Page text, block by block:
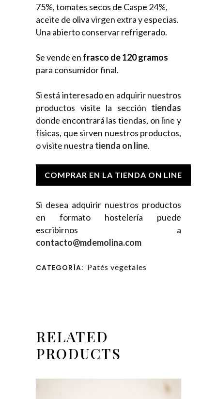
75%, tomates secos de Caspe 24%,
aceite de oliva virgen extra y especias.
Una abierto conservar refrigerado.
Se vende en frasco de 120 gramos
para consumidor final.
Si está interesado en adquirir nuestros
productos visite la sección tiendas
donde encontrará las tiendas, on line y
físicas, que sirven nuestros productos,
o visite nuestra tienda on line.
COMPRAR EN LA TIENDA ON LINE
Si desea adquirir nuestros productos
en formato hostelería puede
escribirnos a
contacto@mdemolina.com
CATEGORÍA: Patés vegetales
RELATED
PRODUCTS